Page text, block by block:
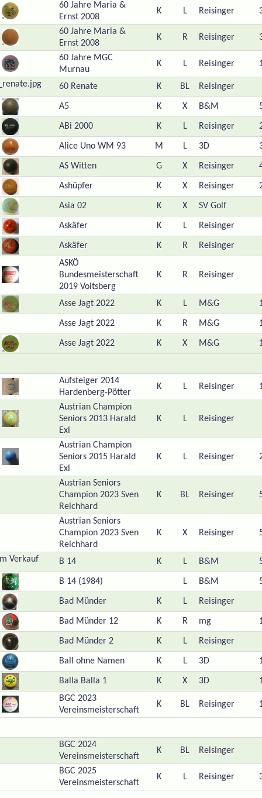
60 Jahre Maria &
Ernst 2008
K L Reisinger
60 Jahre Maria &
Ernst 2008
K R Reisinger
60 Jahre MGC
Murnau
K L Reisinger
60 Renate K BL Reisinger
A5 K X B&M
ABi 2000 K L Reisinger
Alice Uno WM 93 M L 3D
AS Witten G X Reisinger
Ashüpfer K X Reisinger
Asia 02 K X SV Golf
Askäfer K L Reisinger
Askäfer K R
Reisinger
ASKÖ
Bundesmeisterschaft
2019 Voitsberg
K R Reisinger
Asse Jagt 2022 K L M&G
Asse Jagt 2022 K R M&G
Asse Jagt 2022 K X M&G
Aufsteiger 2014
Hardenberg-Pötter
K L Reisinger
Austrian Champion
Seniors 2013 Harald
Exl
K L Reisinger
Austrian Champion
Seniors 2015 Harald
Exl
K L Reisinger
Austrian Seniors
Champion 2023 Sven
Reichhard
K BL Reisinger
Austrian Seniors
Champion 2023 Sven
Reichhard
K X Reisinger
B 14 K L B&M
B 14 (1984) L B&M
Bad Münder K L Reisinger
Bad Münder 12 K R mg
Bad Münder 2 K L Reisinger
Ball ohne Namen K L 3D
Balla Balla 1 K X 3D
BGC 2023
Vereinsmeisterschaft
K BL Reisinger
BGC 2024
Vereinsmeisterschaft
K BL Reisinger
BGC 2025
Vereinsmeisterschaft
K L Reisinger